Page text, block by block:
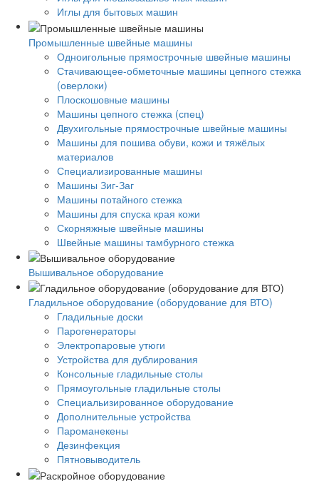
Иглы для бытовых машин
Промышленные швейные машины
Одноигольные прямострочные швейные машины
Стачивающее-обметочные машины цепного стежка
(оверлоки)
Плоскошовные машины
Машины цепного стежка (спец)
Двухигольные прямострочные швейные машины
Машины для пошива обуви, кожи и тяжёлых
материалов
Специализированные машины
Машины Зиг-Заг
Машины потайного стежка
Машины для спуска края кожи
Скорняжные швейные машины
Швейные машины тамбурного стежка
Вышивальное оборудование
Гладильное оборудование (оборудование для ВТО)
Гладильные доски
Парогенераторы
Электропаровые утюги
Устройства для дублирования
Консольные гладильные столы
Прямоугольные гладильные столы
Специальизированное оборудование
Дополнительные устройства
Пароманекены
Дезинфекция
Пятновыводитель